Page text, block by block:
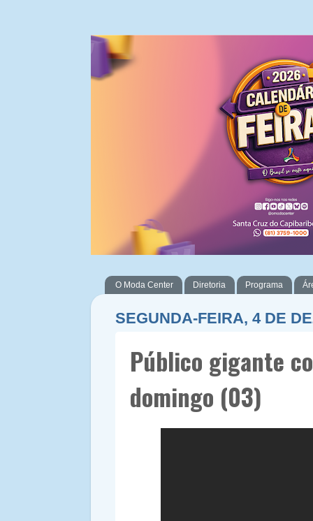
O Moda Center Diretoria Programa
SEGUNDA-FEIRA, 4 DE
Público gigante
domingo (03)